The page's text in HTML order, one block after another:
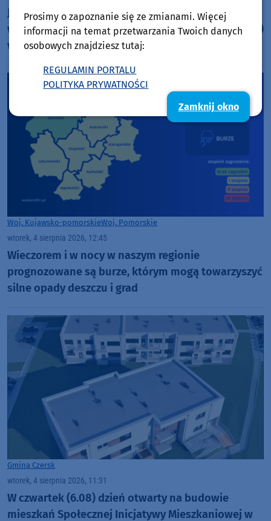
Jeszcze niedawno zakładał policyjny mundur. Dziś
walczy o powrót do sprawności. W niedzielę (09.08)
w Silnie Piknik Charytatywny dla Szymona
Woj. Kujawsko-pomorskieWoj. Pomorskie
wtorek, 4 sierpnia 2026, 12:45
Wieczorem i w nocy w naszym regionie
prognozowane są burze, którym mogą towarzyszyć
silne opady deszczu i grad
Gmina Czersk
wtorek, 4 sierpnia 2026, 11:31
W czwartek (6.08) dzień otwarty na budowie
mieszkań Społecznej Inicjatywy Mieszkaniowej w
Prosimy o zapoznanie się ze zmianami. Więcej
informacji na temat przetwarzania Twoich danych
osobowych znajdziesz tutaj:
REGULAMIN PORTALU
POLITYKA PRYWATNOŚCI
Zamknij okno